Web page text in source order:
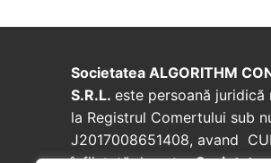
Societatea ALGORITHM
S.R.L. este persoană juridică
la Registrul Comertului sub
J2017008651408, avand